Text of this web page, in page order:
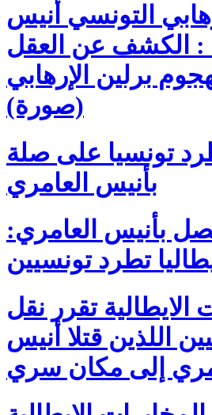
التونسي أنيس
: الكشف عن العقل
برلين الإرهابي
(صورة)
تونسيا على صلة
بأنيس العامري
بأنيس العامري:
تطرد تونسيين
الايطالية تقرر نقل
اللذين قتلا أنيس
إلى مكان سري